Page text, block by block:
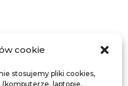
cookie
stosujemy pliki cookies,
laptopie,